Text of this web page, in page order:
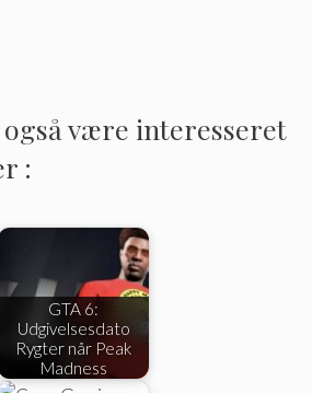
også være interesseret
:
GTA 6:
Udgivelsesdato
Rygter når Peak
Madness